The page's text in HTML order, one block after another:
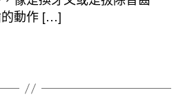
期
的動作 […]